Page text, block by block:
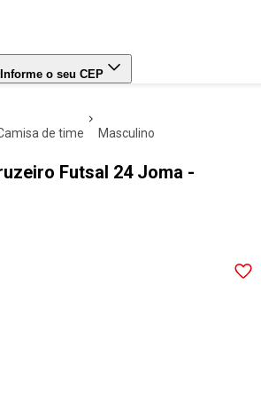
Informe o seu CEP
camisa de time masculino
Futsal 24 Joma -